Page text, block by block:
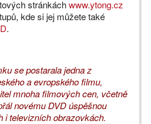
stránkáchwww.ytong.cz
kde si jej můžete také
.
se postarala jedna z
a evropského filmu,
mnoha filmových cen, včetně
novému DVD úspěšnou
i televizních obrazovkách.